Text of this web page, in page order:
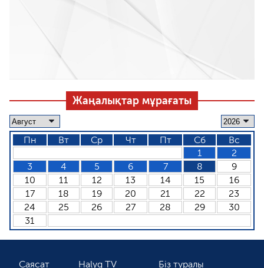
Жаңалықтар мұрағаты
Пн Вт Ср Чт Пт Сб
Вс
1
2
3
4 5 6 7 8
9
10
11 12 13 14 15
16
17
18 19 20 21 22
23
24
25 26 27 28 29
30
31
Саясат Halyq TV Біз туралы